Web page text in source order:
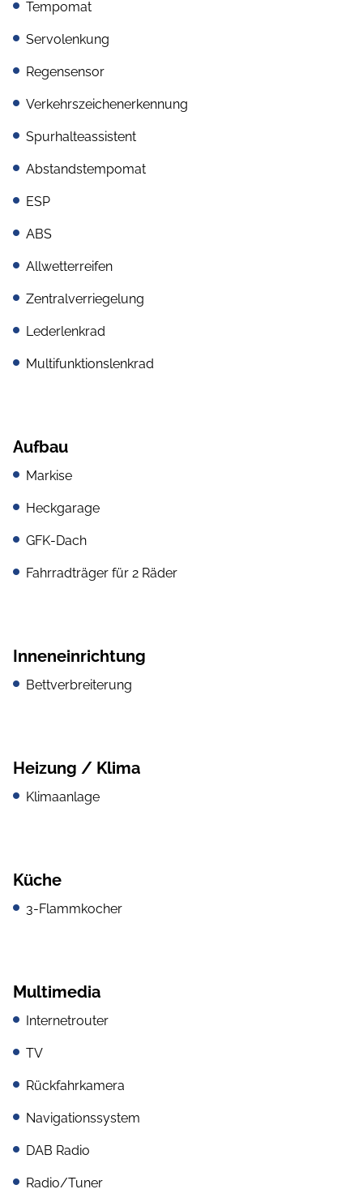
Tempomat
Servolenkung
Regensensor
Verkehrszeichenerkennung
Spurhalteassistent
Abstandstempomat
ESP
ABS
Allwetterreifen
Zentralverriegelung
Lederlenkrad
Multifunktionslenkrad
Aufbau
Markise
Heckgarage
GFK-Dach
Fahrradträger für 2 Räder
Inneneinrichtung
Bettverbreiterung
Heizung / Klima
Klimaanlage
Küche
3-Flammkocher
Multimedia
Internetrouter
TV
Rückfahrkamera
Navigationssystem
DAB Radio
Radio/Tuner